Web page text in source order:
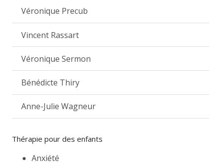
Véronique Precub
Vincent Rassart
Véronique Sermon
Bénédicte Thiry
Anne-Julie Wagneur
Thérapie pour des enfants
Anxiété